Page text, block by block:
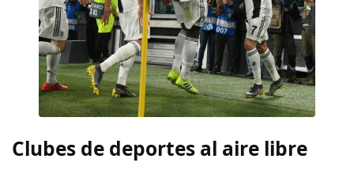
Clubes de deportes al aire libre